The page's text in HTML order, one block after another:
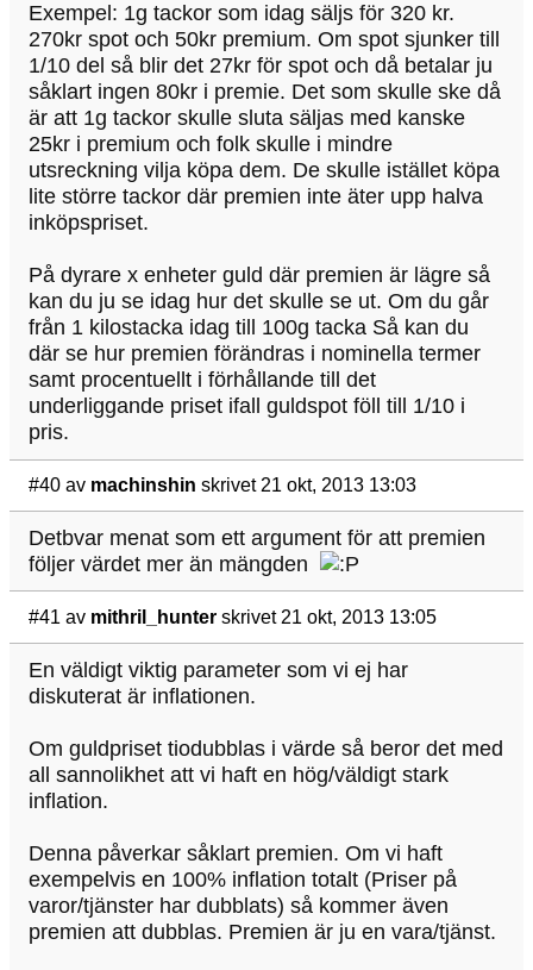
Exempel: 1g tackor som idag säljs för 320 kr.
270kr spot och 50kr premium. Om spot sjunker till
1/10 del så blir det 27kr för spot och då betalar ju
såklart ingen 80kr i premie. Det som skulle ske då
är att 1g tackor skulle sluta säljas med kanske
25kr i premium och folk skulle i mindre
utsreckning vilja köpa dem. De skulle istället köpa
lite större tackor där premien inte äter upp halva
inköpspriset.
På dyrare x enheter guld där premien är lägre så
kan du ju se idag hur det skulle se ut. Om du går
från 1 kilostacka idag till 100g tacka Så kan du
där se hur premien förändras i nominella termer
samt procentuellt i förhållande till det
underliggande priset ifall guldspot föll till 1/10 i
pris.
#40 av machinshin skrivet 21 okt, 2013 13:03
Detbvar menat som ett argument för att premien
följer värdet mer än mängden
#41 av mithril_hunter skrivet 21 okt, 2013 13:05
En väldigt viktig parameter som vi ej har
diskuterat är inflationen.
Om guldpriset tiodubblas i värde så beror det med
all sannolikhet att vi haft en hög/väldigt stark
inflation.
Denna påverkar såklart premien. Om vi haft
exempelvis en 100% inflation totalt (Priser på
varor/tjänster har dubblats) så kommer även
premien att dubblas. Premien är ju en vara/tjänst.